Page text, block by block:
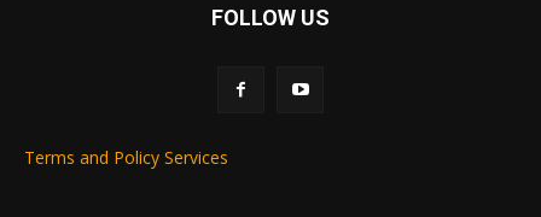
FOLLOW US
Terms and Policy Services